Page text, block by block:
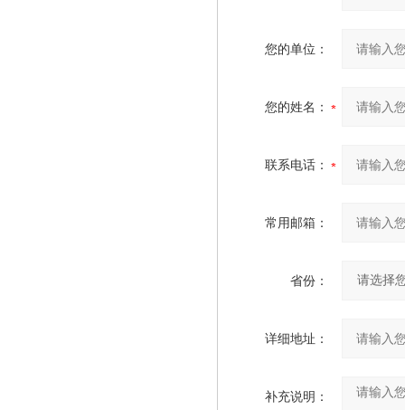
您的单位：
您的姓名：
联系电话：
常用邮箱：
省份：
详细地址：
补充说明：